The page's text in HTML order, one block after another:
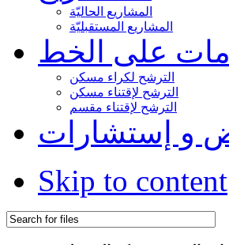
المشاريع الحاليّة
المشاريع المستقبليّة
على الخط
الترشح لكراء مسكن
الترشح لإقتناء مسكن
الترشح لإقتناء مقسم
و إستشارات
Skip to content